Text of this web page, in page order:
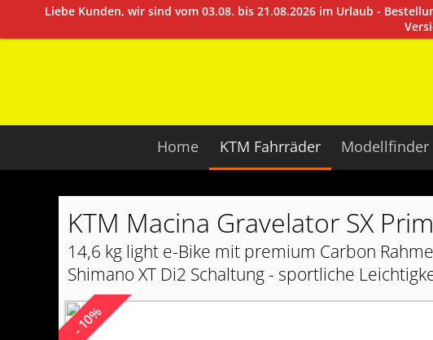
Liebe Kunden, wir sind vom 03.08. bis 21.08.2026 im Urlaub -
Home KTM Fahrräder Modellfinder
KTM Macina Gravelator SX
14,6 kg light e-Bike mit premium Carbon
Shimano XT Di2 Schaltung - sportliche
- 10%